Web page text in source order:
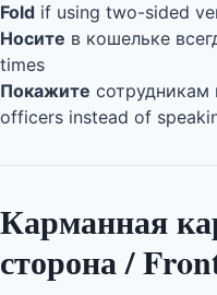
Fold if using two-sided
Носите в кошельке
times
Покажите сотрудникам
officers instead of
Карманная
сторона /